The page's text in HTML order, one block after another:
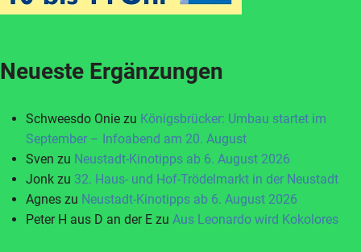
Neueste Ergänzungen
Schweesdo Onie zu Königsbrücker: Umbau startet im
September – Infoabend am 20. August
Sven zu Neustadt-Kinotipps ab 6. August 2026
Jonk zu 32. Haus- und Hof-Trödelmarkt in der Neustadt
Agnes zu Neustadt-Kinotipps ab 6. August 2026
Peter H aus D an der E zu Aus Leonardo wird Kokolores